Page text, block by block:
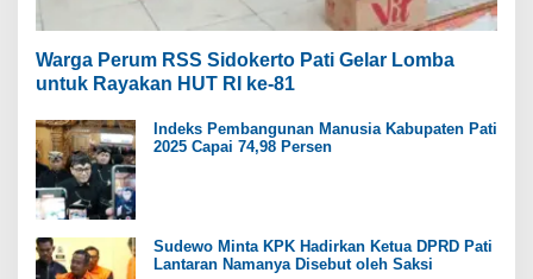
Warga Perum RSS Sidokerto Pati Gelar Lomba
untuk Rayakan HUT RI ke-81
Indeks Pembangunan Manusia Kabupaten Pati
2025 Capai 74,98 Persen
Sudewo Minta KPK Hadirkan Ketua DPRD Pati
Lantaran Namanya Disebut oleh Saksi